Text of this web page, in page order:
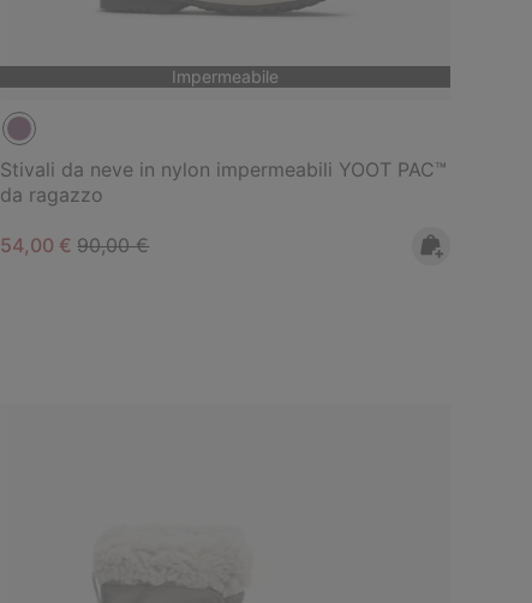
Impermeabile
Stivali da neve in nylon impermeabili YOOT PAC™
da ragazzo
Sale price:
54,00 €Regular price:
90,00 €